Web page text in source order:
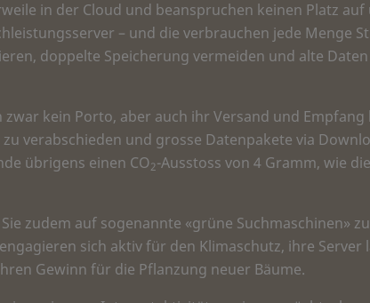
in der Cloud und beanspruchen keinen Platz
– und die verbrauchen jede Menge
doppelte Speicherung vermeiden und alte
kein Porto, aber auch ihr Versand und
verabschieden und grosse Datenpakete via
übrigens einen CO2-Ausstoss von 4 Gramm, wie
zudem auf sogenannte «grüne Suchmaschinen»
sich aktiv für den Klimaschutz, ihre
Gewinn für die Pflanzung neuer Bäume.